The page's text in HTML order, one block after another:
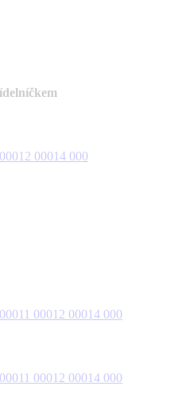
12 00014 000
11 00012 00014 000
11 00012 00014 000